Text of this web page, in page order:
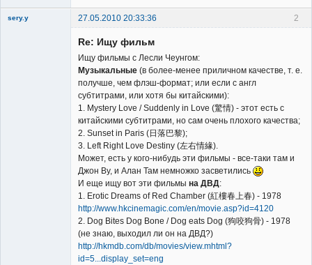
2
sery.y 27.05.2010 20:33:36
Re: Ищу фильм
Ищу фильмы с Лесли Чеунгом:
Музыкальные (в более-менее приличном качестве, т. е.
получше, чем флэш-формат; или если с англ
субтитрами, или хотя бы китайскими):
1. Mystery Love / Suddenly in Love (驚情) - этот есть с
китайскими субтитрами, но сам очень плохого качества;
2. Sunset in Paris (日落巴黎);
3. Left Right Love Destiny (左右情緣).
Может, есть у кого-нибудь эти фильмы - все-таки там и
Джон Ву, и Алан Там немножко засветились
И еще ищу вот эти фильмы на ДВД:
1. Erotic Dreams of Red Chamber (紅樓春上春) - 1978
http://www.hkcinemagic.com/en/movie.asp?id=4120
2. Dog Bites Dog Bone / Dog eats Dog (狗咬狗骨) - 1978
(не знаю, выходил ли он на ДВД?)
http://hkmdb.com/db/movies/view.mhtml?
id=5...display_set=eng